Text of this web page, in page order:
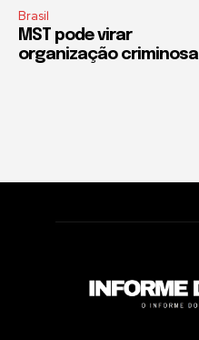
Brasil
MST pode virar
organização criminosa